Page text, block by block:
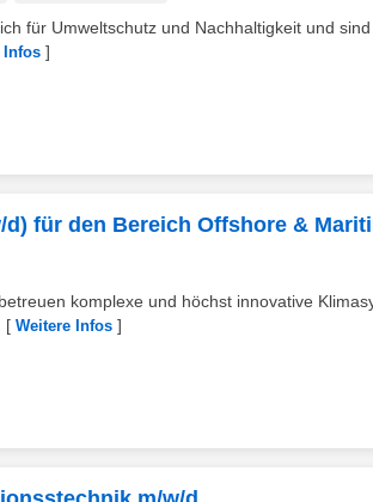
für Umweltschutz und Nachhaltigkeit und
Infos ]
für den Bereich Offshore &
komplexe und höchst innovative
[ Weitere Infos ]